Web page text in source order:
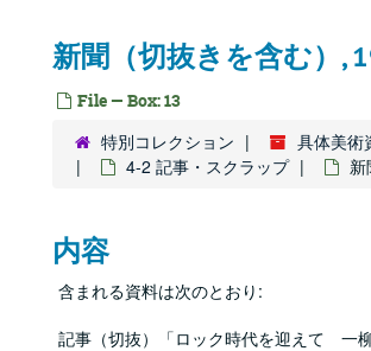
新聞（切抜きを含む）,
File — Box: 13
特別コレクション 具体美術
4-2 記事・スクラップ
内容
含まれる資料は次のとおり:
記事（切抜）「ロック時代を迎えて 一